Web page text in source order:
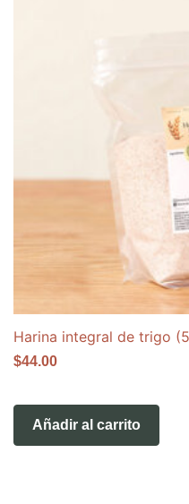
Harina integral de trigo
$44.00
Añadir al carrito